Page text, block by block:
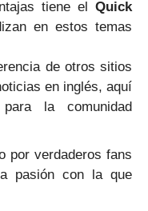
tiene el Quick
en estos temas
de otros sitios
en inglés, aquí
la comunidad
por verdaderos fans
pasión con la que